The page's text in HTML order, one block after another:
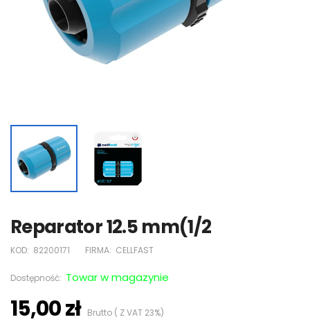
Reparator 12.5 mm(1/2
KOD: 82200171 FIRMA: CELLFAST
Dostępność: Towar w magazynie
15,00 złBrutto ( Z VAT 23%)